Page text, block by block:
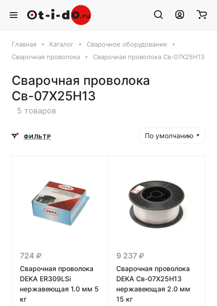
Главная Каталог
Сварочное оборудование
Сварочная проволока
Сварочная проволока Св-07Х25Н13
Сварочная проволока
Св-07Х25Н13
5 товаров
ФИЛЬТР По умолчанию
724
Сварочная проволока
DEKA ER309LSi
нержавеющая 1.0 мм 5
кг
9 237
Сварочная проволока
DEKA Св-07Х25Н13
нержавеющая 2.0 мм
15 кг